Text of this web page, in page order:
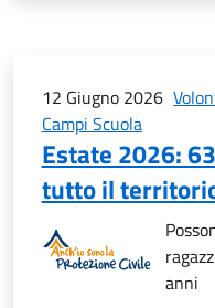
12 Giugno 2026
Campi Scuola
Estate 2026:
tutto il
anni